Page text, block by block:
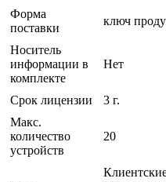
Форма
поставки
ключ
Носитель
информации в
комплекте
Нет
Срок лицензии
3 г.
Макс.
количество
устройств
20